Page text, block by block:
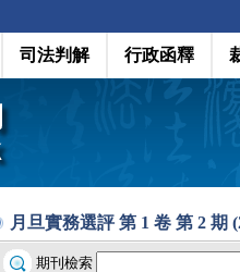
司法判解 行政函釋
月旦實務選評 第 1 卷 第 2 期
期刊檢索